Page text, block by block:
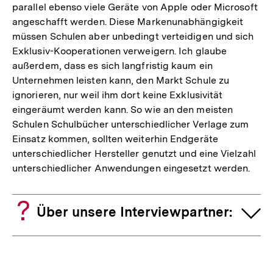
parallel ebenso viele Geräte von Apple oder Microsoft
angeschafft werden. Diese Markenunabhängigkeit
müssen Schulen aber unbedingt verteidigen und sich
Exklusiv-Kooperationen verweigern. Ich glaube
außerdem, dass es sich langfristig kaum ein
Unternehmen leisten kann, den Markt Schule zu
ignorieren, nur weil ihm dort keine Exklusivität
eingeräumt werden kann. So wie an den meisten
Schulen Schulbücher unterschiedlicher Verlage zum
Einsatz kommen, sollten weiterhin Endgeräte
unterschiedlicher Hersteller genutzt und eine Vielzahl
unterschiedlicher Anwendungen eingesetzt werden.
Über unsere Interviewpartner: